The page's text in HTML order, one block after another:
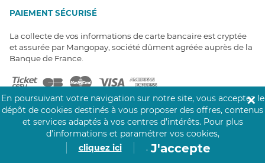
PAIEMENT SÉCURISÉ
La collecte de vos informations de carte bancaire est cryptée
et assurée par Mangopay, société dûment agréée auprès de la
Banque de France.
NOS PARTENAIRES
En poursuivant votre navigation sur notre site, vous acceptez le
dépôt de cookies destinés à vous proposer des offres, contenus
et services adaptés à vos centres d’intérêts. Pour plus
d’informations et paramétrer vos cookies,
cliquez ici
. J'accepte
✕